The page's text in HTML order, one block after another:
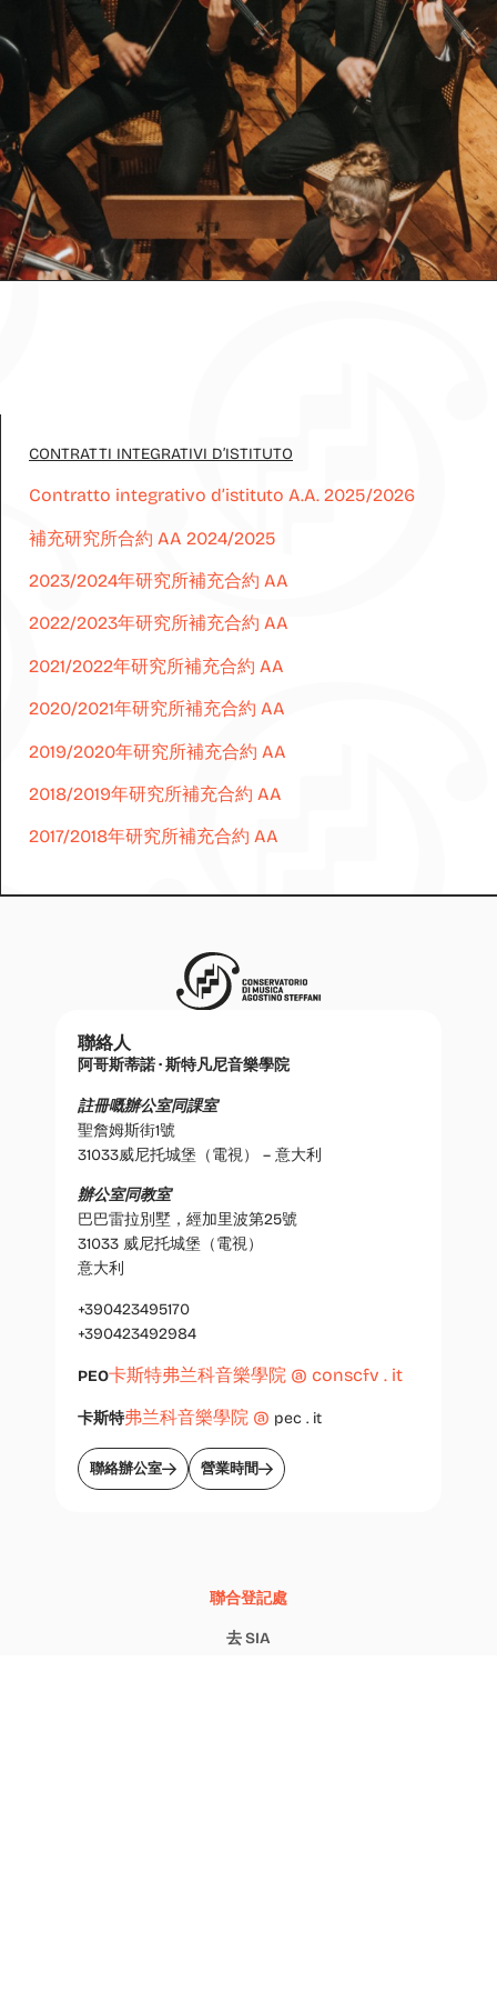
CONTRATTI INTEGRATIVI D’ISTITUTO
Contratto integrativo d’istituto A.A. 2025/2026
補充研究所合約 AA 2024/2025
2023/2024年研究所補充合約 AA
2022/2023年研究所補充合約 AA
2021/2022年研究所補充合約 AA
2020/2021年研究所補充合約 AA
2019/2020年研究所補充合約 AA
2018/2019年研究所補充合約 AA
2017/2018年研究所補充合約 AA
聯絡人
阿哥斯蒂諾 · 斯特凡尼音樂學院
註冊嘅辦公室同課室
聖詹姆斯街1號
31033威尼托城堡（電視） – 意大利
辦公室同教室
巴巴雷拉別墅，經加里波第25號
31033 威尼托城堡（電視）
意大利
+390423495170
+390423492984
PEO卡斯特弗兰科音樂學院 @ conscfv . it
卡斯特弗兰科音樂學院 @ pec . it
聯絡辦公室 營業時間
聯合登記處
去 SIA